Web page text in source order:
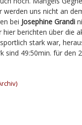
werden uns nicht an
bei Josephine Grandi
berichten über die
stark war,
sind 49:50min. für den